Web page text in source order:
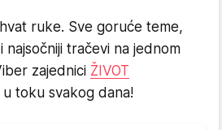
ruke. Sve goruće teme,
najsočniji tračevi na jednom
zajednici ŽIVOT
toku svakog dana!